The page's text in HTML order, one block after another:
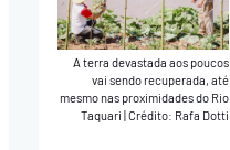
A terra devastada aos poucos
vai sendo recuperada, até
mesmo nas proximidades do Rio
Taquari Crédito: Rafa Dotti